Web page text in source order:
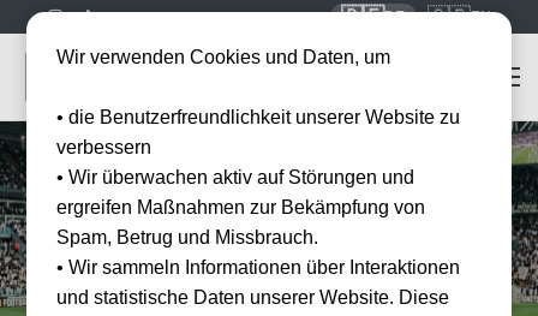
🇩🇪DE 🇬🇧EN
Wir verwenden Cookies und Daten, um
• die Benutzerfreundlichkeit unserer Website zu
verbessern
• Wir überwachen aktiv auf Störungen und
ergreifen Maßnahmen zur Bekämpfung von
Spam, Betrug und Missbrauch.
• Wir sammeln Informationen über Interaktionen
und statistische Daten unserer Website. Diese